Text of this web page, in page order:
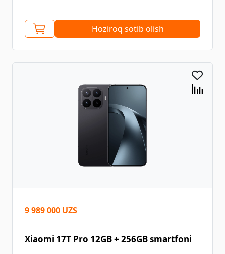
Hoziroq sotib olish
9 989 000 UZS
Xiaomi 17T Pro 12GB + 256GB smartfoni